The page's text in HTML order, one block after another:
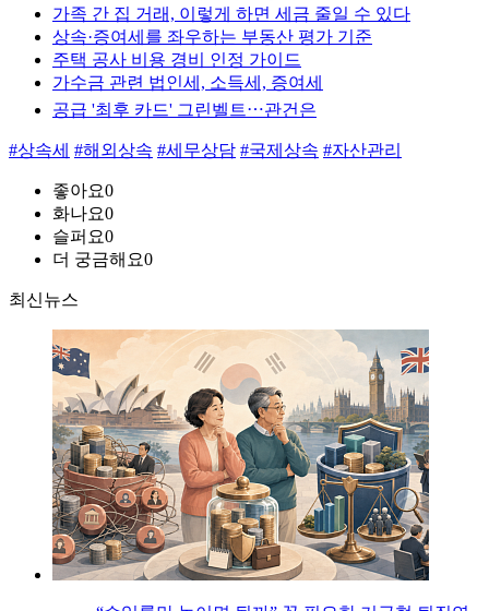
가족 간 집 거래, 이렇게 하면 세금 줄일 수 있다
상속·증여세를 좌우하는 부동산 평가 기준
주택 공사 비용 경비 인정 가이드
가수금 관련 법인세, 소득세, 증여세
공급 '최후 카드' 그린벨트⋯관건은
#상속세 #해외상속 #세무상담 #국제상속 #자산관리
좋아요0
화나요0
슬퍼요0
더 궁금해요0
최신뉴스